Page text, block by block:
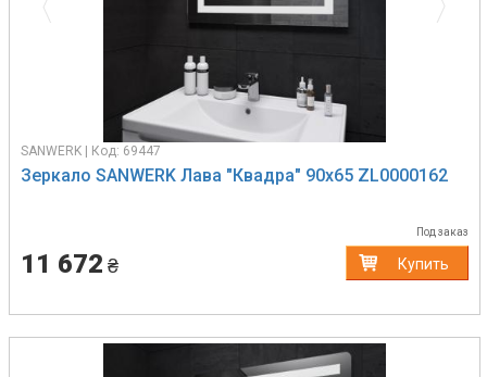
SANWERK | Код: 69447
Зеркало SANWERK Лава "Квадра" 90х65 ZL0000162
Под заказ
11 672 ₴ Купить